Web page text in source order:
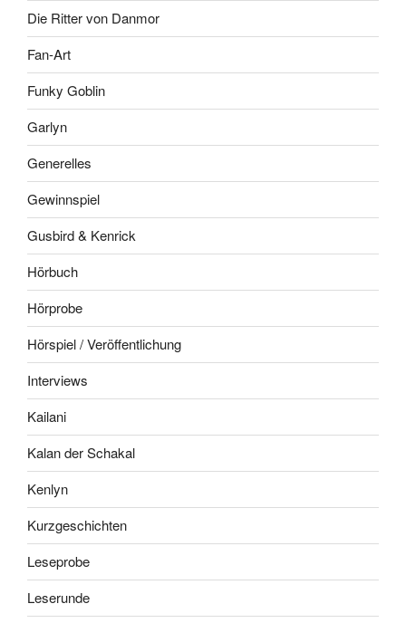
Die Ritter von Danmor
Fan-Art
Funky Goblin
Garlyn
Generelles
Gewinnspiel
Gusbird & Kenrick
Hörbuch
Hörprobe
Hörspiel / Veröffentlichung
Interviews
Kailani
Kalan der Schakal
Kenlyn
Kurzgeschichten
Leseprobe
Leserunde